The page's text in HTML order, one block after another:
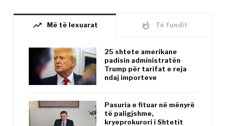
trending_up Më të lexuarat whatshot Të fundit
25 shtete amerikane
padisin administratën
Trump për tarifat e reja
ndaj importeve
Pasuria e fituar në mënyrë
të paligjshme,
kryeprokurori i Shtetit